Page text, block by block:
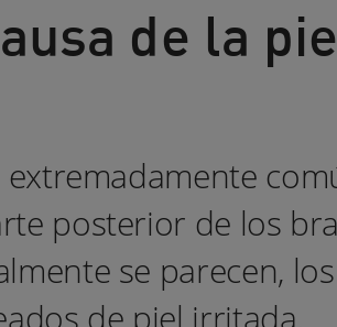
de la
posterior de los
se parecen,
de piel irritada.